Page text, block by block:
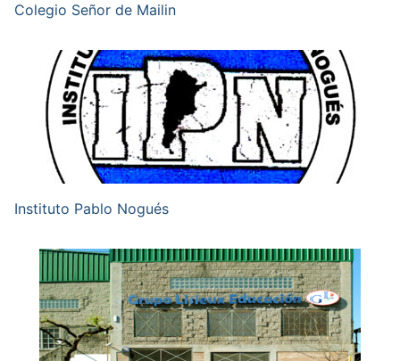
Colegio Señor de Mailin
Instituto Pablo Nogués